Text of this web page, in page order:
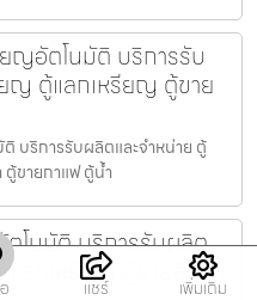
ญ​อัตโนมัติ บริการรับ
ญ ตู้แลกเหรียญ ตู้ขาย
บริการรับผลิตและจำหน่าย ตู้
ขายกาแฟ ตู้น้ำ
ตโนมัติ บริการรับผลิต
แลกเหรียญ ตู้ขายสินค้า
แชร์ เพิ่มเติม